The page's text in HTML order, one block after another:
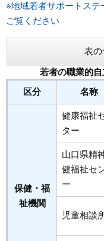
※地域若者サポートステ
ご覧ください
表の
若者の職業的
区分
名称
保健・福
祉機関
健康福祉
ター
山口県精
健福祉セ
ー
児童相談